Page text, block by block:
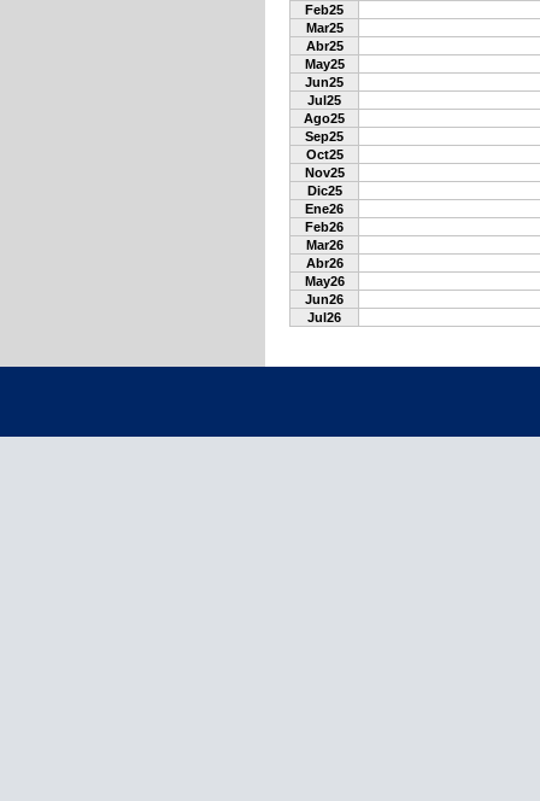
Feb25
Mar25
Abr25
May25
Jun25
Jul25
Ago25
Sep25
Oct25
Nov25
Dic25
Ene26
Feb26
Mar26
Abr26
May26
Jun26
Jul26